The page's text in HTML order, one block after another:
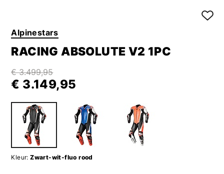
Alpinestars
RACING ABSOLUTE V2 1PC
€ 3.499,95
€ 3.149,95
Kleur: Zwart-wit-fluo rood